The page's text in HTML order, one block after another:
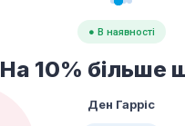
● В наявності
На 10% більше
Ден Гарріс